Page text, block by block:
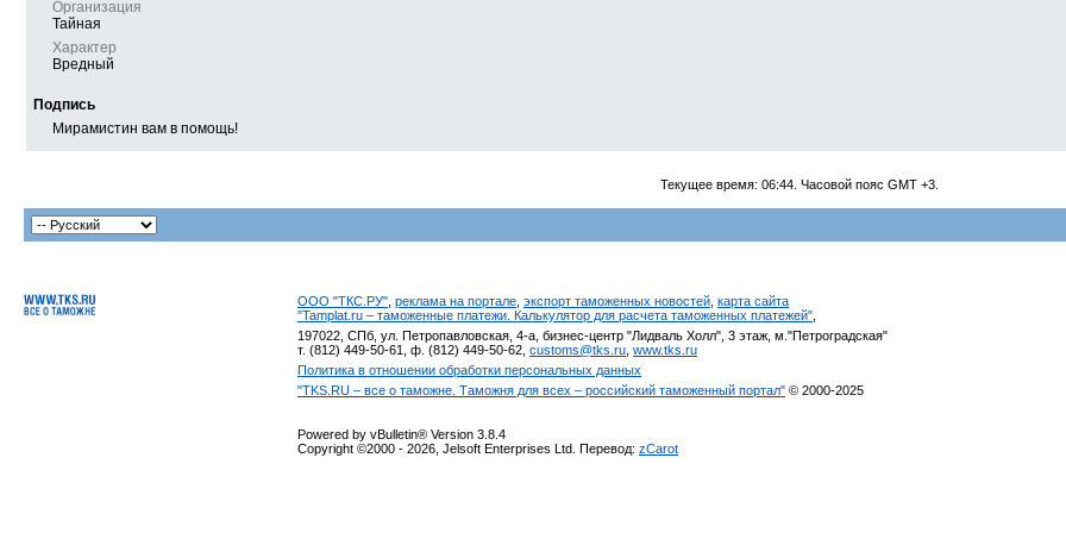
Организация
Тайная
Характер
Вредный
Подпись
Мирамистин вам в помощь!
Текущее время: 06:44 . Часовой пояс GMT +3.
ООО "ТКС.РУ" реклама на портале экспорт таможенных новостей карта сайта
"Tamplat.ru – таможенные платежи. Калькулятор для расчета таможенных платежей"
197022, СПб, ул. Петропавловская, 4-а, бизнес-центр "Лидваль Холл", 3 этаж, м."Петроградская"
т. (812) 449-50-61, ф. (812) 449-50-62, customs@tks.ru www.tks.ru
Политика в отношении обработки персональных данных
"TKS.RU – все о таможне. Таможня для всех – российский таможенный портал" © 2000-2025
Powered by vBulletin® Version 3.8.4
Copyright ©2000 - 2026, Jelsoft Enterprises Ltd. Перевод: zCarot